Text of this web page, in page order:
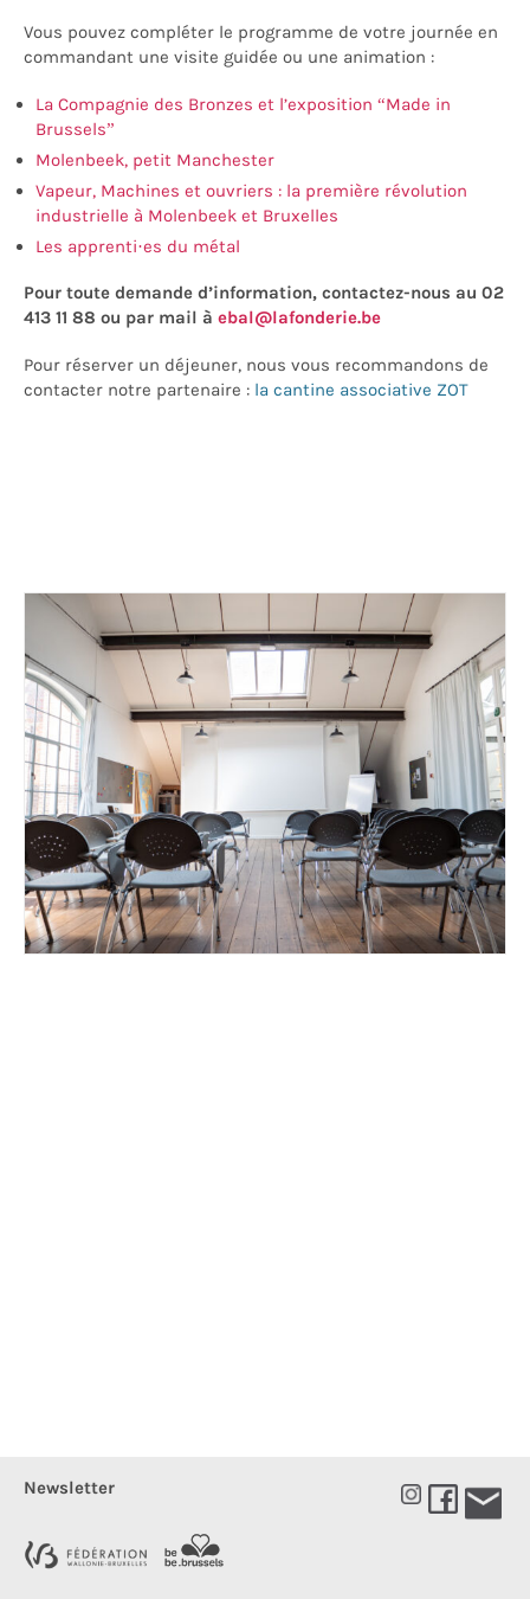
Vous pouvez compléter le programme de votre journée en
commandant une visite guidée ou une animation :
La Compagnie des Bronzes et l’exposition “Made in
Brussels”
Molenbeek, petit Manchester
Vapeur, Machines et ouvriers : la première révolution
industrielle à Molenbeek et Bruxelles
Les apprenti·es du métal
Pour toute demande d’information, contactez-nous au 02
413 11 88 ou par mail à ebal@lafonderie.be
Pour réserver un déjeuner, nous vous recommandons de
contacter notre partenaire : la cantine associative ZOT
Newsletter